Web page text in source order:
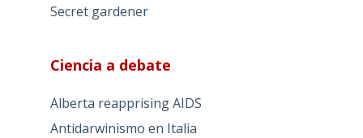
Secret gardener
Ciencia a debate
Alberta reapprising AIDS
Antidarwinismo en Italia